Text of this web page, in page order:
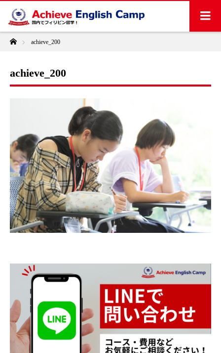
achieve_200
achieve_200